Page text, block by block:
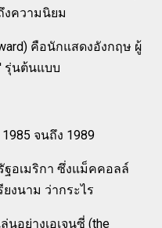
งความนิยม
คือนักแสดงอังกฤษ ผู้
รุ่นต้นแบบ
จนถึง 1989
ฐอเมริกา ซึ่งแม็คคอลล์
งนาม ว่ากระไร
นอย่างเอเจนซี่ (the